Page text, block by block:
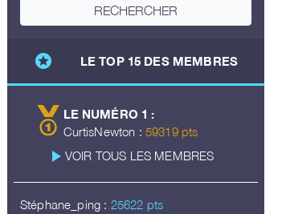
RECHERCHER
stars LE TOP 15 DES MEMBRES
LE NUMÉRO 1 :
CurtisNewton : 59319 pts
play_arrow VOIR TOUS LES MEMBRES
Stéphane_ping : 25622 pts